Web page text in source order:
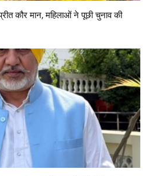
कौर मान, महिलाओं ने पूछी चुनाव की